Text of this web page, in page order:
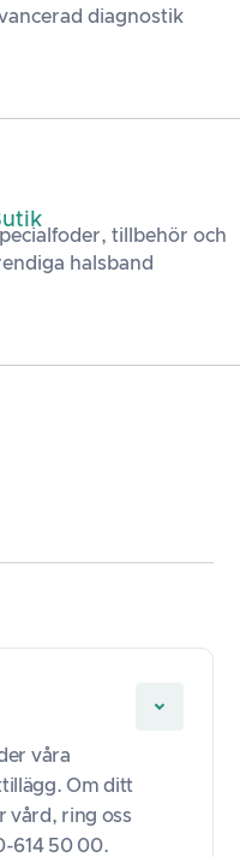
diagnostik
tillbehör och
halsband
våra
Om ditt
vård, ring oss
614 50 00.